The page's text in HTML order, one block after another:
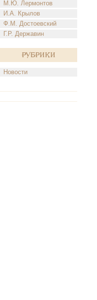
М.Ю. Лермонтов
И.А. Крылов
Ф.М. Достоевский
Г.Р. Державин
Рубрики
Новости